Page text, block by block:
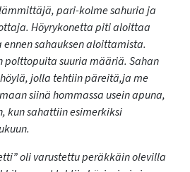
pari-kolme sahuria ja
Höyrykonetta piti aloittaa
sahauksen aloittamista.
suuria määriä. Sahan
jolla tehtiin päreitä,ja me
siinä hommassa usein apuna,
kun sahattiin esimerkiksi
oli varustettu peräkkäin olevilla